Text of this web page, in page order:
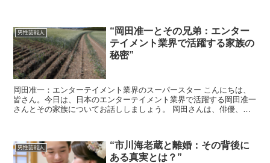
男性芸能人
“岡田准一とその兄弟：エンター
テイメント業界で活躍する家族の
秘密”
岡田准一：エンターテイメント業界のスーパースター こんにちは、
皆さん。今日は、日本のエンターテイメント業界で活躍する岡田准一
さんとその家族についてお話ししましょう。 岡田さんは、俳優、歌
男性芸能人
“市川海老蔵と離婚：その背後に
ある真実とは？”